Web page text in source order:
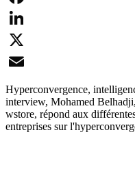
Facebook
LinkedIn
X
Email
Hyperconvergence,
interview, Mohamed
wstore, répond aux
entreprises sur